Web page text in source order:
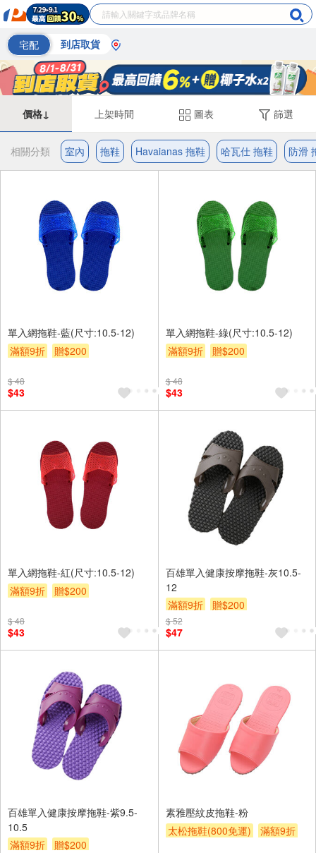
宅配 到店取貨
價格↓ 上架時間 圖表 篩選
相關分類 室內 拖鞋 Havaianas 拖鞋 哈瓦仕 拖鞋 防滑
單入網拖鞋-藍(尺寸:10.5-12)
滿額9折
贈$200
$ 48
$43
單入網拖鞋-綠(尺寸:10.5-12)
滿額9折
贈$200
$ 48
$43
單入網拖鞋-紅(尺寸:10.5-12)
滿額9折
贈$200
$ 48
$43
百雄單入健康按摩拖鞋-灰10.5-
12
滿額9折
贈$200
$ 52
$47
百雄單入健康按摩拖鞋-紫9.5-
10.5
滿額9折
贈$200
素雅壓紋皮拖鞋-粉
太松拖鞋(800免運)
滿額9折